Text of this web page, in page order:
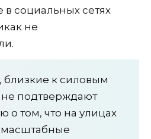
социальных сетях
не
близкие к силовым
не подтверждают
о том, что на улицах